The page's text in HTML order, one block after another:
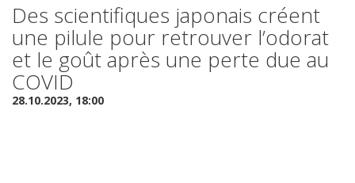
Des scientifiques japonais créent
une pilule pour retrouver l’odorat
et le goût après une perte due au
COVID
28.10.2023, 18:00